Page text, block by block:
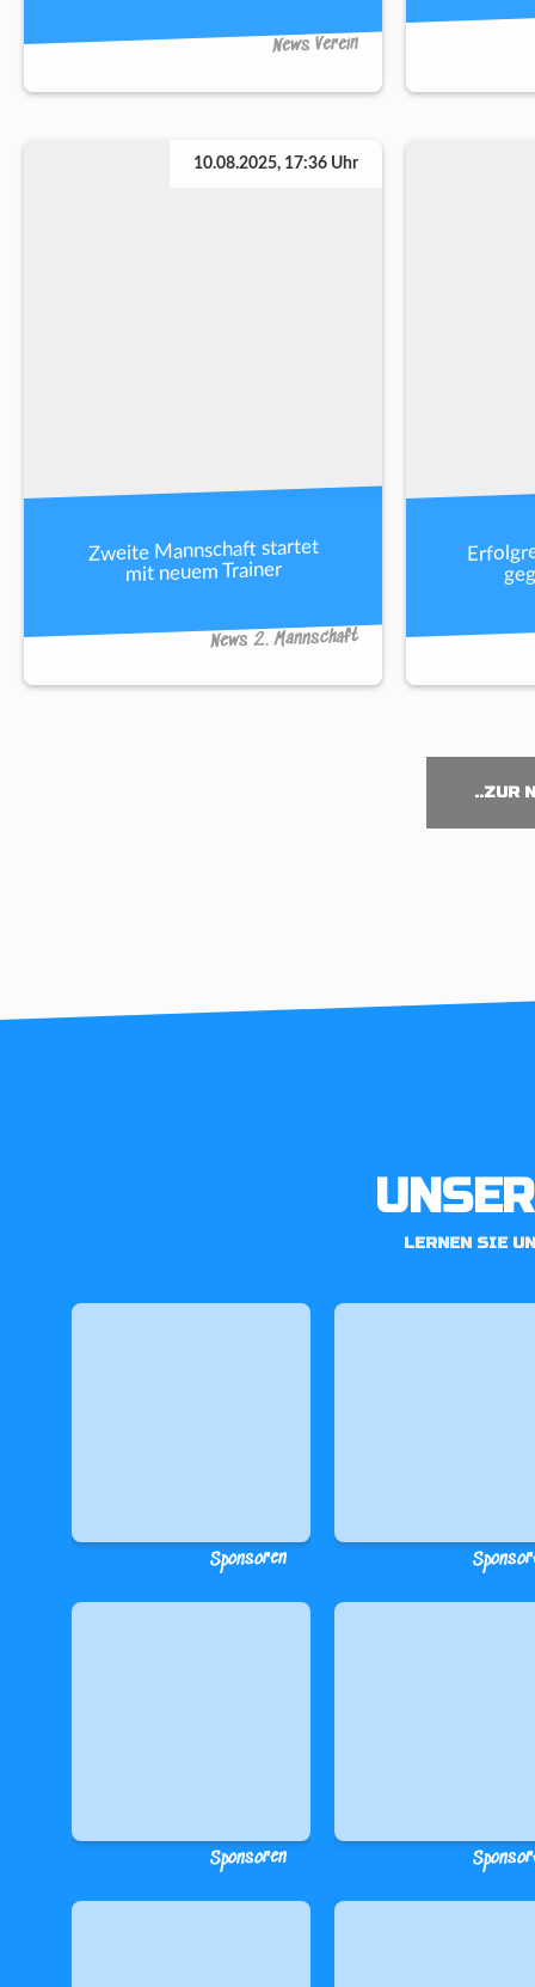
News Verein
10.08.2025, 17:36 Uhr
Zweite Mannschaft startet
mit neuem Trainer
News 2. Mannschaft
..ZUR
LERNEN SIE
Sponsoren
Sponsoren